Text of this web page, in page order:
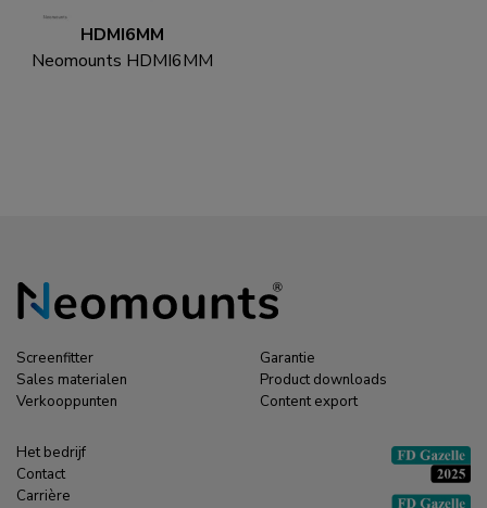
HDMI6MM
Neomounts HDMI6MM
Screenfitter
Sales materialen
Verkooppunten
Garantie
Product downloads
Content export
Het bedrijf
Contact
Carrière